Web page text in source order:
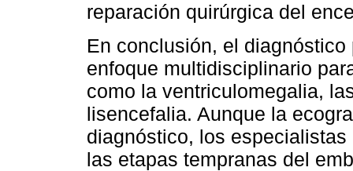
reparación quirúrgica del
En conclusión, el
enfoque multidisciplinario
como la ventriculomegalia,
lisencefalia. Aunque la
diagnóstico, los
las etapas tempranas del